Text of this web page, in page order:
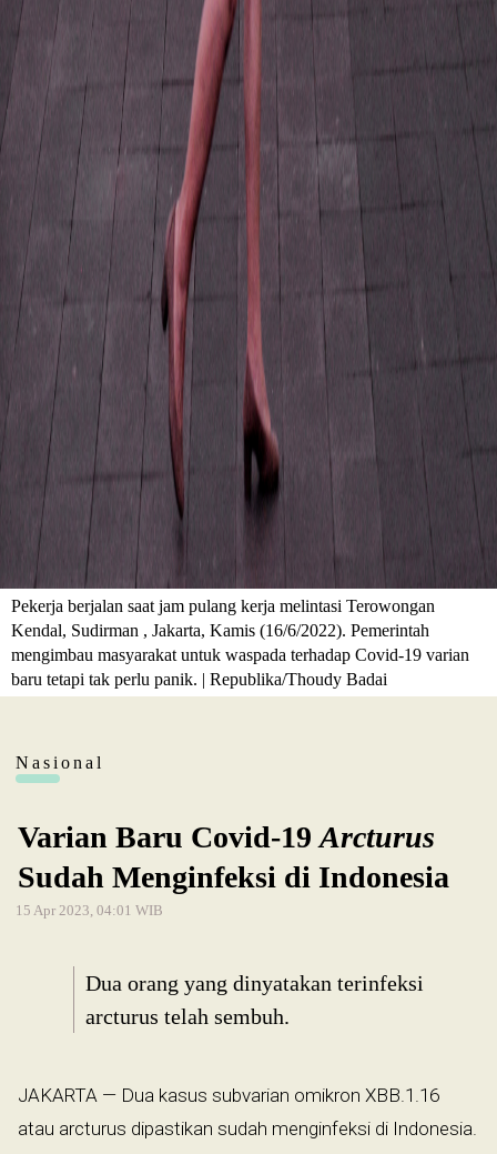
Pekerja berjalan saat jam pulang kerja melintasi Terowongan
Kendal, Sudirman , Jakarta, Kamis (16/6/2022). Pemerintah
mengimbau masyarakat untuk waspada terhadap Covid-19 varian
baru tetapi tak perlu panik. | Republika/Thoudy Badai
Nasional
Varian Baru Covid-19Arcturus
Sudah Menginfeksi di Indonesia
15 Apr 2023, 04:01 WIB
Dua orang yang dinyatakan terinfeksi
arcturus telah sembuh.
JAKARTA — Dua kasus subvarian omikron XBB.1.16
atau arcturus dipastikan sudah menginfeksi di Indonesia.